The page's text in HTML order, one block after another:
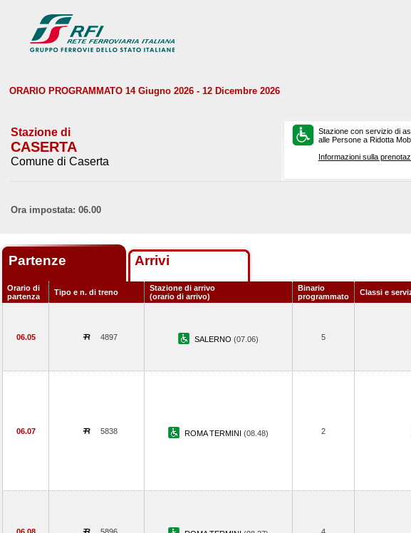
ORARIO PROGRAMMATO 14 Giugno 2026 - 12 Dicembre 2026
Stazione di
CASERTA
Comune di Caserta
Stazione con servizio di
alle Persone a Ridotta
Informazioni sulla
Ora impostata: 06.00
Partenze Arrivi
Orario di
partenza
Tipo e n. di treno
Stazione di arrivo
(orario di arrivo)
Binario
programmato
Classi e
06.05 4897 SALERNO (07.06) 5
06.07 5838 ROMA TERMINI (08.48) 2